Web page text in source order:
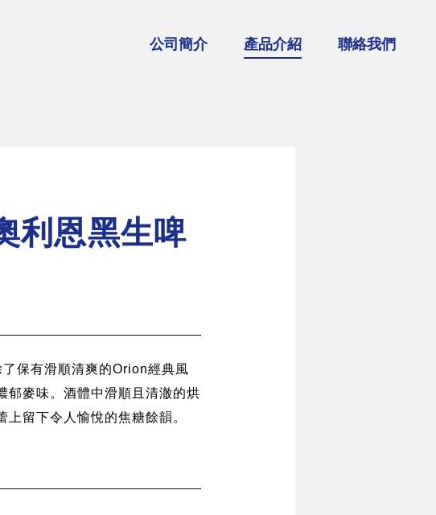
公司簡介 產品介紹
皇家凡幕斯苦艾酒
聯絡我們
利恩黑生啤
保有滑順清爽的Orion經典風
郁麥味。酒體中滑順且清澈的烘
留下令人愉悅的焦糖餘韻。